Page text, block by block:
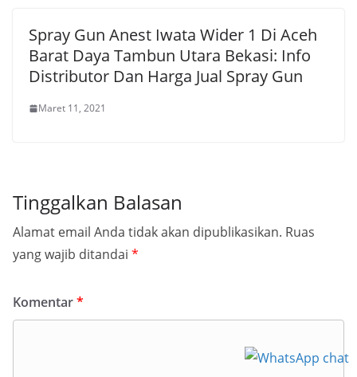
Spray Gun Anest Iwata Wider 1 Di Aceh
Barat Daya Tambun Utara Bekasi: Info
Distributor Dan Harga Jual Spray Gun
Maret 11, 2021
Tinggalkan Balasan
Alamat email Anda tidak akan dipublikasikan. Ruas
yang wajib ditandai *
Komentar*